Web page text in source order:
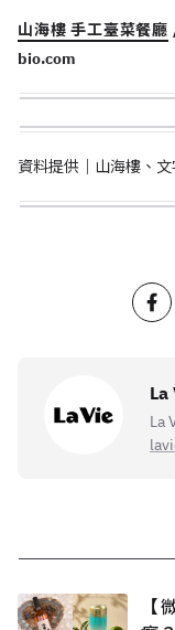
山海樓 手工臺菜餐廳
bio.com
資料提供｜山海樓、
La
La
【